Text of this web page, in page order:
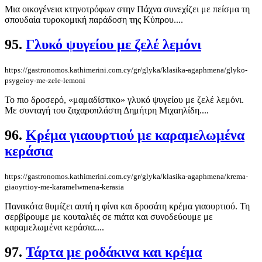
Μια οικογένεια κτηνοτρόφων στην Πάχνα συνεχίζει με πείσμα τη
σπουδαία τυροκομική παράδοση της Κύπρου....
95. Γλυκό ψυγείου με ζελέ λεμόνι
https://gastronomos.kathimerini.com.cy/gr/glyka/klasika-agaphmena/glyko-
psygeioy-me-zele-lemoni
Το πιο δροσερό, «μαμαδίστικο» γλυκό ψυγείου με ζελέ λεμόνι.
Με συνταγή του ζαχαροπλάστη Δημήτρη Μιχαηλίδη....
96. Κρέμα γιαουρτιού με καραμελωμένα
κεράσια
https://gastronomos.kathimerini.com.cy/gr/glyka/klasika-agaphmena/krema-
giaoyrtioy-me-karamelwmena-kerasia
Πανακότα θυμίζει αυτή η φίνα και δροσάτη κρέμα γιαουρτιού. Τη
σερβίρουμε με κουταλιές σε πιάτα και συνοδεύουμε με
καραμελωμένα κεράσια....
97. Τάρτα με ροδάκινα και κρέμα